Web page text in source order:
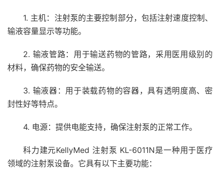
1. 主机：注射泵的主要控制部分，包括注射速度控制、
输液容量显示等功能。
2. 输液管路：用于输送药物的管路，采用医用级别的
材料，确保药物的安全输送。
3. 输液器：用于装载药物的容器，具有透明度高、密
封性好等特点。
4. 电源：提供电能支持，确保注射泵的正常工作。
科力建元KellyMed 注射泵 KL-6011N是一种用于医疗
领域的注射泵设备。它具有以下主要功能：